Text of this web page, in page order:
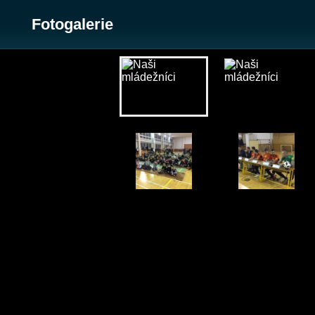
Zobrazit galerii
Fotogalerie